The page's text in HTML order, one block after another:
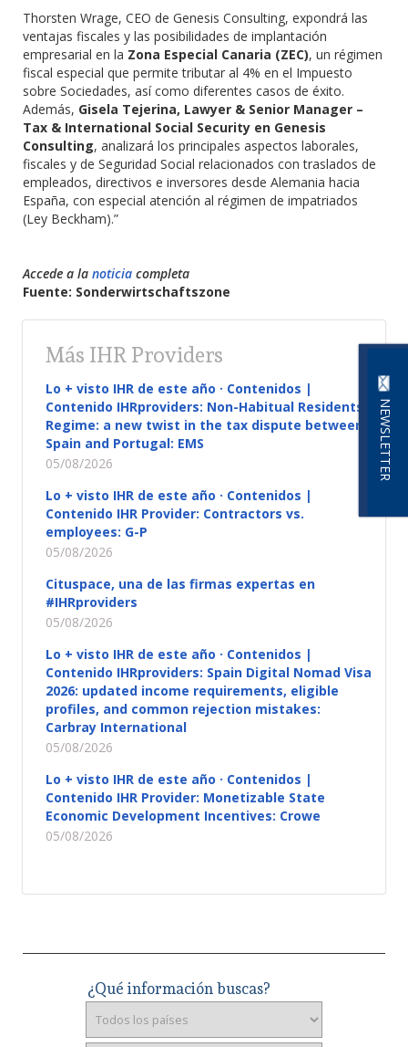
NEWSLETTER
Thorsten Wrage, CEO de Genesis Consulting, expondrá las
ventajas fiscales y las posibilidades de implantación
empresarial en la Zona Especial Canaria (ZEC), un régimen
fiscal especial que permite tributar al 4% en el Impuesto
sobre Sociedades, así como diferentes casos de éxito.
Además, Gisela Tejerina, Lawyer & Senior Manager –
Tax & International Social Security en Genesis
Consulting, analizará los principales aspectos laborales,
fiscales y de Seguridad Social relacionados con traslados de
empleados, directivos e inversores desde Alemania hacia
España, con especial atención al régimen de impatriados
(Ley Beckham).”
Accede a la noticia completa
Fuente: Sonderwirtschaftszone
Más IHR Providers
Lo + visto IHR de este año · Contenidos |
Contenido IHRproviders: Non-Habitual Residents
Regime: a new twist in the tax dispute between
Spain and Portugal: EMS
05/08/2026
Lo + visto IHR de este año · Contenidos |
Contenido IHR Provider: Contractors vs.
employees: G-P
05/08/2026
Cituspace, una de las firmas expertas en
#IHRproviders
05/08/2026
Lo + visto IHR de este año · Contenidos |
Contenido IHRproviders: Spain Digital Nomad Visa
2026: updated income requirements, eligible
profiles, and common rejection mistakes:
Carbray International
05/08/2026
Lo + visto IHR de este año · Contenidos |
Contenido IHR Provider: Monetizable State
Economic Development Incentives: Crowe
05/08/2026
¿Qué información buscas?